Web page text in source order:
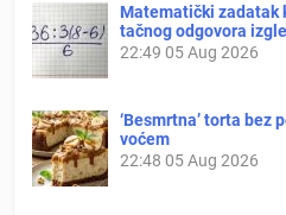
Matematički zadatak
tačnog odgovora
22:49 05 Aug 2026
‘Besmrtna’ torta bez
voćem
22:48 05 Aug 2026